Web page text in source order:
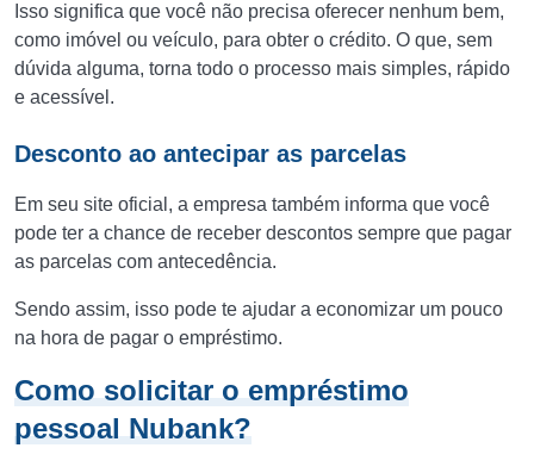
Isso significa que você não precisa oferecer nenhum bem,
como imóvel ou veículo, para obter o crédito. O que, sem
dúvida alguma, torna todo o processo mais simples, rápido
e acessível.
Desconto ao antecipar as parcelas
Em seu site oficial, a empresa também informa que você
pode ter a chance de receber descontos sempre que pagar
as parcelas com antecedência.
Sendo assim, isso pode te ajudar a economizar um pouco
na hora de pagar o empréstimo.
Como solicitar o empréstimo
pessoal Nubank?